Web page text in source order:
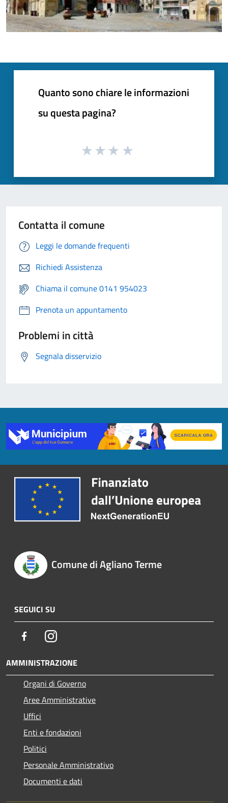
Quanto sono chiare le informazioni
su questa pagina?
Contatta il comune
Leggi le domande frequenti
Richiedi Assistenza
Chiama il comune 0141 954023
Prenota un appuntamento
Problemi in città
Segnala disservizio
Comune di Agliano Terme
SEGUICI SU
FacebookInstagram
AMMINISTRAZIONE
Organi di Governo
Aree Amministrative
Uffici
Enti e fondazioni
Politici
Personale Amministrativo
Documenti e dati